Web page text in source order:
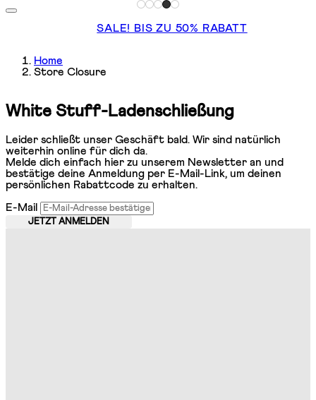
SALE! BIS ZU 50% RABATT
Home
Store Closure
White Stuff-Ladenschließung
Leider schließt unser Geschäft bald. Wir sind natürlich
weiterhin online für dich da.
Melde dich einfach hier zu unserem Newsletter an und
bestätige deine Anmeldung per E-Mail-Link, um deinen
persönlichen Rabattcode zu erhalten.
E-Mail
JETZT ANMELDEN